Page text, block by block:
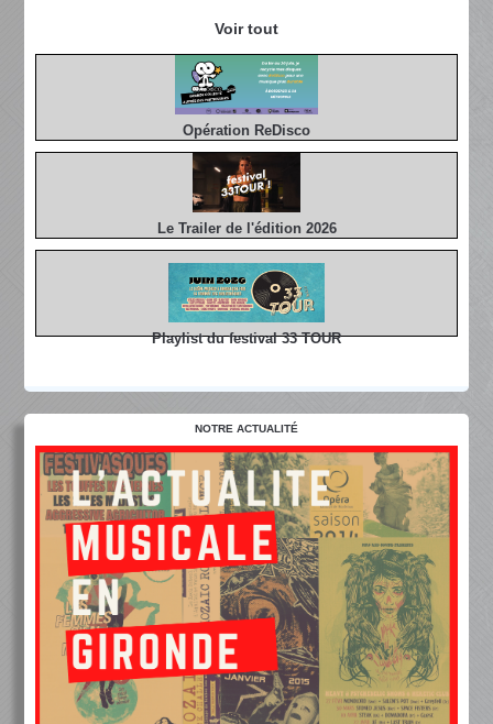
Voir tout
Opération ReDisco
Le Trailer de l'édition 2026
Playlist du festival 33 TOUR
NOTRE ACTUALITÉ